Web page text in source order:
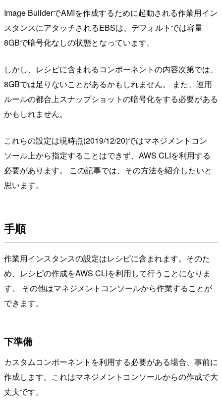
Image BuilderでAMIを作成するために起動される作業用イン
スタンスにアタッチされるEBSは、デフォルトでは容量
8GBで暗号化なしの状態となっています。
しかし、レシピに含まれるコンポーネントの内容次第では、
8GBでは足りないことがあるかもしれません。 また、運用
ルールの都合上スナップショットの暗号化をする必要がある
かもしれません。
これらの設定は現時点(2019/12/20)ではマネジメントコン
ソール上から指定することはできず、AWS CLIを利用する
必要があります。 この記事では、その方法を紹介したいと
思います。
手順
作業用インスタンスの設定はレシピに含まれます。そのた
め、レシピの作成をAWS CLIを利用して行うことになりま
す。 その他はマネジメントコンソールから作業することが
できます。
下準備
カスタムコンポーネントを利用する必要がある場合、事前に
作成します。これはマネジメントコンソールからの作成で大
丈夫です。